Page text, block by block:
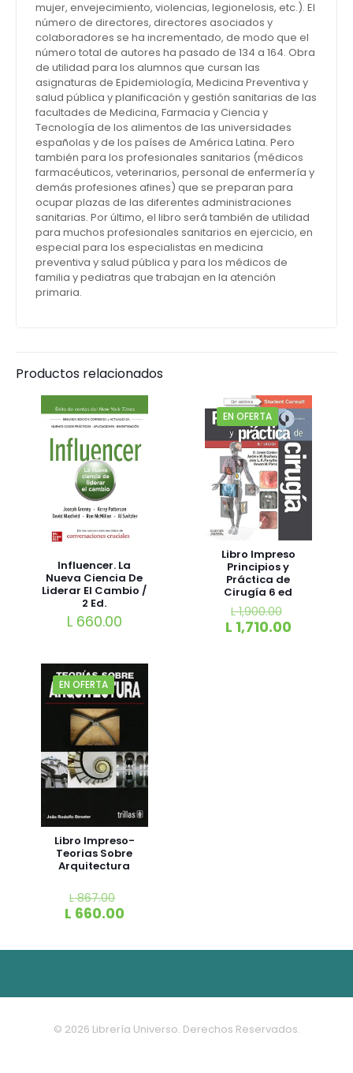
mujer, envejecimiento, violencias, legionelosis, etc.). El
número de directores, directores asociados y
colaboradores se ha incrementado, de modo que el
número total de autores ha pasado de 134 a 164. Obra
de utilidad para los alumnos que cursan las
asignaturas de Epidemiología, Medicina Preventiva y
salud pública y planificación y gestión sanitarias de las
facultades de Medicina, Farmacia y Ciencia y
Tecnología de los alimentos de las universidades
españolas y de los países de América Latina. Pero
también para los profesionales sanitarios (médicos
farmacéuticos, veterinarios, personal de enfermería y
demás profesiones afines) que se preparan para
ocupar plazas de las diferentes administraciones
sanitarias. Por último, el libro será también de utilidad
para muchos profesionales sanitarios en ejercicio, en
especial para los especialistas en medicina
preventiva y salud pública y para los médicos de
familia y pediatras que trabajan en la atención
primaria.
Productos relacionados
Influencer. La
Nueva Ciencia De
Liderar El Cambio /
2 Ed.
L660.00
EN OFERTA
Libro Impreso
Principios y
Práctica de
Cirugía 6 ed
L1,900.00
L 1,710.00
EN OFERTA
Libro Impreso-
Teorias Sobre
Arquitectura
L867.00
L 660.00
© 2026 Librería Universo. Derechos Reservados.